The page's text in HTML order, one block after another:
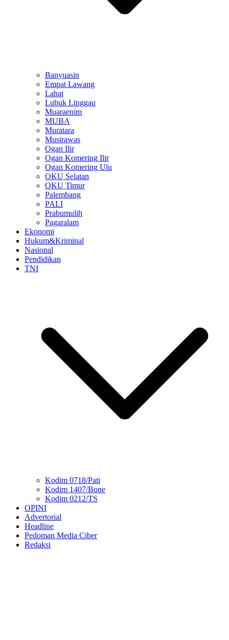
Banyuasin
Empat Lawang
Lahat
Lubuk Linggau
Muaraenim
MUBA
Muratara
Musirawas
Ogan Ilir
Ogan Komering Ilir
Ogan Komering Ulu
OKU Selatan
OKU Timur
Palembang
PALI
Prabumulih
Pagaralam
Ekonomi
Hukum&Kriminal
Nasional
Pendidikan
TNI
Kodim 0718/Pati
Kodim 1407/Bone
Kodim 0212/TS
OPINI
Advertorial
Headline
Pedoman Media Ciber
Redaksi